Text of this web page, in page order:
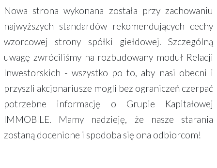
Nowa strona wykonana została przy zachowaniu
najwyższych standardów rekomendujących cechy
wzorcowej strony spółki giełdowej. Szczególną
uwagę zwróciliśmy na rozbudowany moduł Relacji
Inwestorskich - wszystko po to, aby nasi obecni i
przyszli akcjonariusze mogli bez ograniczeń czerpać
potrzebne informację o Grupie Kapitałowej
IMMOBILE. Mamy nadzieję, że nasze starania
zostaną docenione i spodoba się ona odbiorcom!